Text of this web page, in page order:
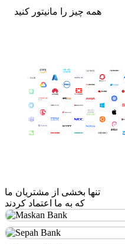
همه چیز را مانیتور کنید
تنها بخشی از مشتریان ما
که به ما اعتماد کردند